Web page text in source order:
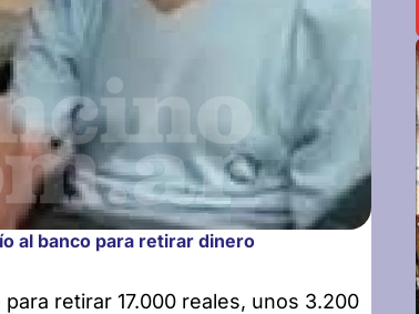
al banco para retirar dinero
retirar 17.000 reales, unos 3.200